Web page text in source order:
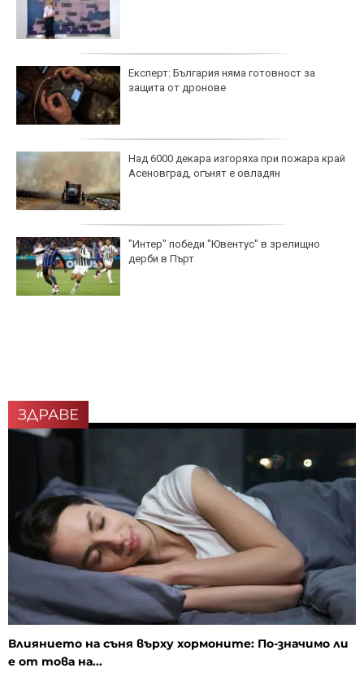
Експерт: България няма готовност за
защита от дронове
Над 6000 декара изгоряха при пожара край
Асеновград, огънят е овладян
"Интер" победи "Ювентус" в зрелищно
дерби в Пърт
ЗДРАВЕ
Влиянието на съня върху хормоните: По-значимо ли
е от това на...